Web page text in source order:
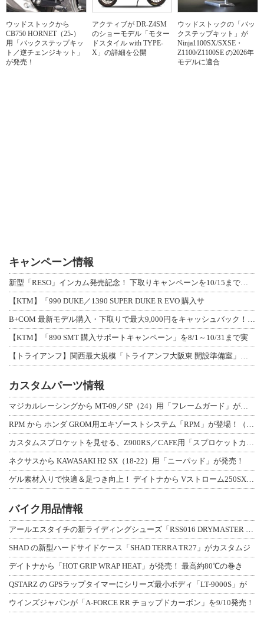
ウッドストックから
CB750 HORNET（25-）
用「バックステップキッ
ト／逆チェンジキット」
が発売！
アクティブが DR-Z4SM
のショーモデル「モター
ドスタイル with TYPE-
X」の詳細を公開
ウッドストックの「バッ
クステップキット」が
Ninja1100SX/SXSE・
Z1100/Z1100SE の2026年
モデルに適合
キャンペーン情報
【KTM】「990 DUKE／1390 SUPER DUKE R EVO 購入サ
【KTM】「890 SMT 購入サポートキャンペーン」を8/1～10/31まで実
カスタムパーツ情報
ネクサスから KAWASAKI H2 SX（18-22）用「ニーパッド」が発売！
バイク用品情報
SHAD の新型ハードサイドケース「SHAD TERRA TR27」がカスタムジ
デイトナから「HOT GRIP WRAP HEAT」が発売！ 最高約80℃の巻き
QSTARZ の GPSラップタイマーにシリーズ最小ボディ「LT-9000S」が
ウインズジャパンが「A-FORCE RR チョップドカーボン」を9/10発売！